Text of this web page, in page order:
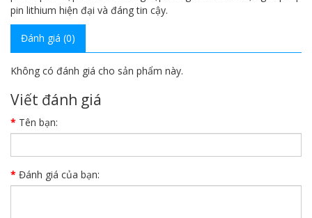
pin lithium hiện đại và đáng tin cậy.
Đánh giá (0)
Không có đánh giá cho sản phẩm này.
Viết đánh giá
Tên bạn:
Đánh giá của bạn: